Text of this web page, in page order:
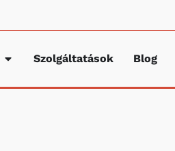
Szolgáltatások Blog